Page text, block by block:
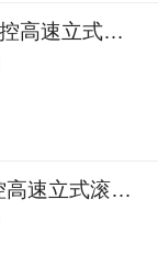
YKS3118A CNC 数控高速立式滚齿机
YKS3116 CNC 数控高速立式滚齿机